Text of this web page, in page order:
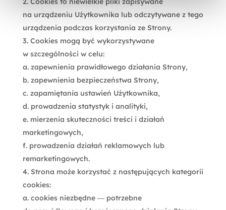
na urządzeniu Użytkownika lub odczytywane z tego
urządzenia podczas korzystania ze Strony.
Cookies mogą być wykorzystywane
w szczególności w celu:
a. zapewnienia prawidłowego działania Strony,
b. zapewnienia bezpieczeństwa Strony,
c. zapamiętania ustawień Użytkownika,
d. prowadzenia statystyk i analityki,
e. mierzenia skuteczności treści i działań
marketingowych,
f. prowadzenia działań reklamowych lub
remarketingowych.
Strona może korzystać z następujących kategorii
cookies:
a. cookies niezbędne — potrzebne